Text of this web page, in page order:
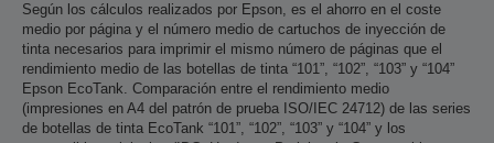
Según los cálculos realizados por Epson, es el ahorro en el coste
medio por página y el número medio de cartuchos de inyección de
tinta necesarios para imprimir el mismo número de páginas que el
rendimiento medio de las botellas de tinta “101”, “102”, “103” y “104”
Epson EcoTank. Comparación entre el rendimiento medio
(impresiones en A4 del patrón de prueba ISO/IEC 24712) de las series
de botellas de tinta EcoTank “101”, “102”, “103” y “104” y los